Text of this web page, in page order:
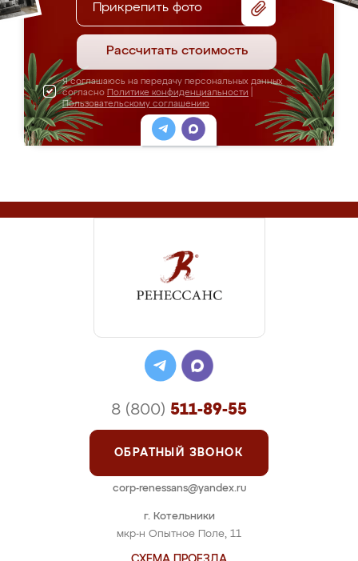
Прикрепить фото
Рассчитать стоимость
Я соглашаюсь на передачу персональных данных
согласно Политике конфиденциальности
Пользовательскому соглашению
г. Котельники
мкр-н Опытное Поле, 11
8 (800) 511-89-55
ОБРАТНЫЙ ЗВОНОК
corp-renessans@yandex.ru